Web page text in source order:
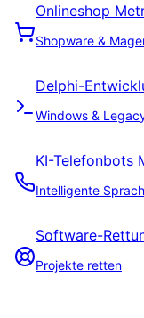
Onlineshop
Shopware &
Delphi-
Windows &
KI-Telefonbots
Intelligente
Software-
Projekte retten